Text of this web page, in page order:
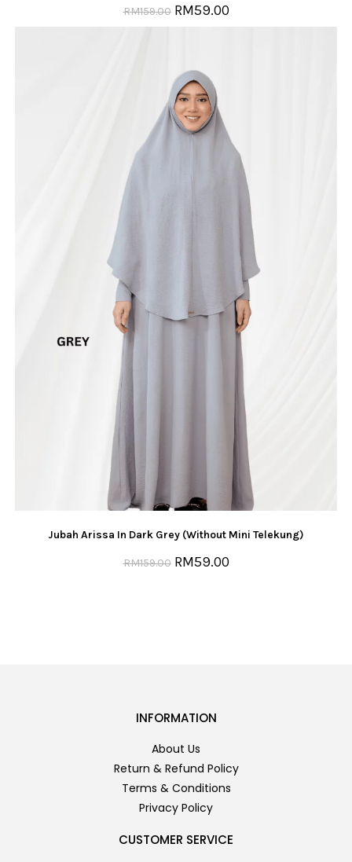
RM159.00 RM59.00
Jubah Arissa In Dark Grey (Without Mini Telekung)
RM159.00 RM59.00
INFORMATION
About Us
Return & Refund Policy
Terms & Conditions
Privacy Policy
CUSTOMER SERVICE